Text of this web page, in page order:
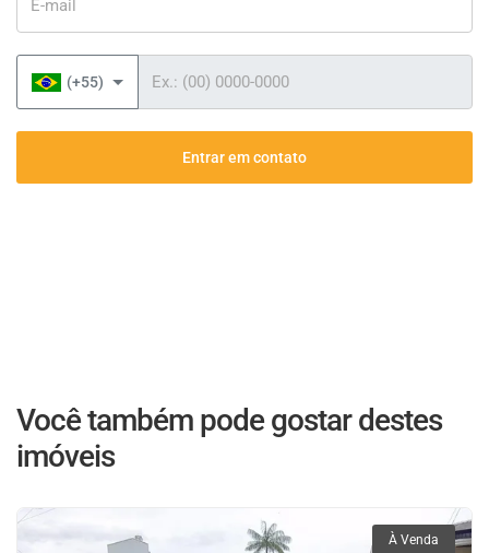
(+55)
Entrar em contato
Você também pode gostar destes
imóveis
À Venda